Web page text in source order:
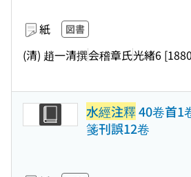
紙 図書
(清) 趙一清撰会稽章氏光緒6
水經注釋40卷首1
箋刊誤12卷